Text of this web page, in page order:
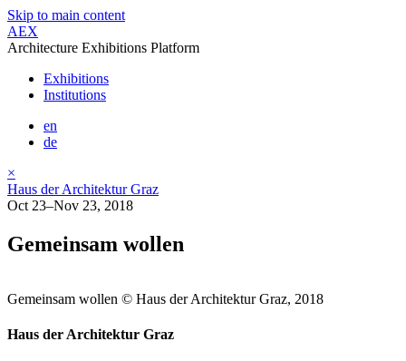
Skip to main content
AEX
Architecture Exhibitions Platform
Exhibitions
Institutions
en
de
×
Haus der Architektur Graz
Oct 23–Nov 23, 2018
Gemeinsam wollen
Gemeinsam wollen © Haus der Architektur Graz, 2018
Haus der Architektur Graz